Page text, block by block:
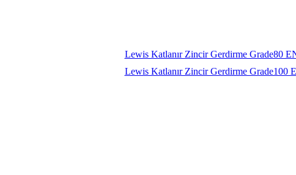
Lewis Katlanır Zincir Gerdirme Grade80
Lewis Katlanır Zincir Gerdirme Grade100